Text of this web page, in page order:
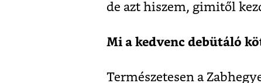
de azt hiszem, gimitől
Mi a kedvenc debütáló
Természetesen a